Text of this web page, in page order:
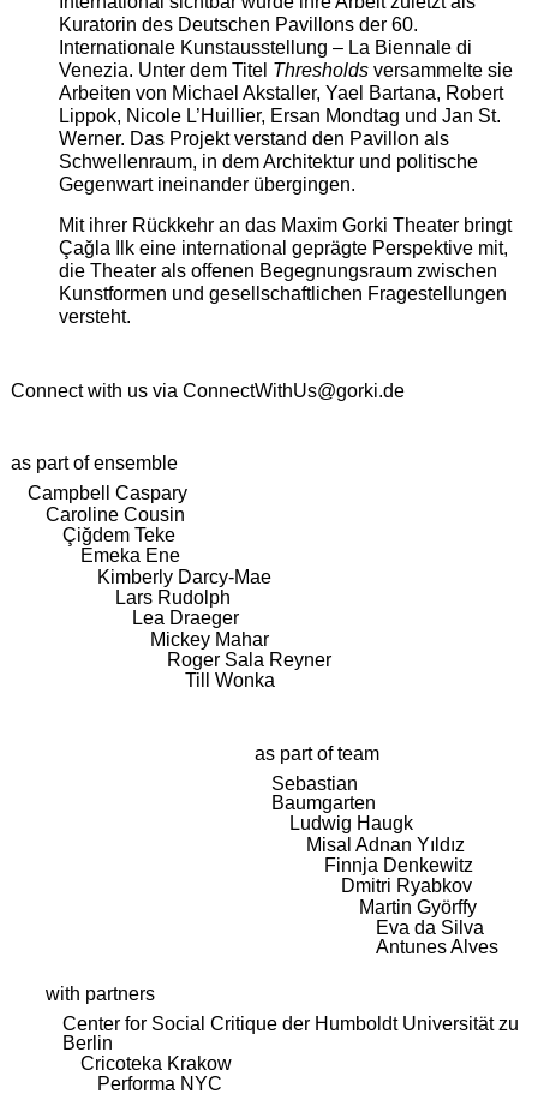
Kuratorin des Deutschen Pavillons der 60.
Internationale Kunstausstellung – La Biennale di
Venezia. Unter dem Titel Thresholdsversammelte sie
Arbeiten von Michael Akstaller, Yael Bartana, Robert
Lippok, Nicole L’Huillier, Ersan Mondtag und Jan St.
Werner. Das Projekt verstand den Pavillon als
Schwellenraum, in dem Architektur und politische
Gegenwart ineinander übergingen.
Mit ihrer Rückkehr an das Maxim Gorki Theater bringt
Çağla Ilk eine international geprägte Perspektive mit,
die Theater als offenen Begegnungsraum zwischen
Kunstformen und gesellschaftlichen Fragestellungen
versteht.
Connect with us via ConnectWithUs@gorki.de
as part of ensemble
Campbell Caspary
Caroline Cousin
Çiğdem Teke
Emeka Ene
Kimberly Darcy-Mae
Lars Rudolph
Lea Draeger
Mickey Mahar
Roger Sala Reyner
Till Wonka
as part of team
Sebastian
Baumgarten
Ludwig Haugk
Misal Adnan Yıldız
Finnja Denkewitz
Dmitri Ryabkov
Martin Györffy
Eva da Silva
Antunes Alves
with partners
Center for Social Critique der Humboldt Universität zu
Berlin
Cricoteka Krakow
Performa NYC